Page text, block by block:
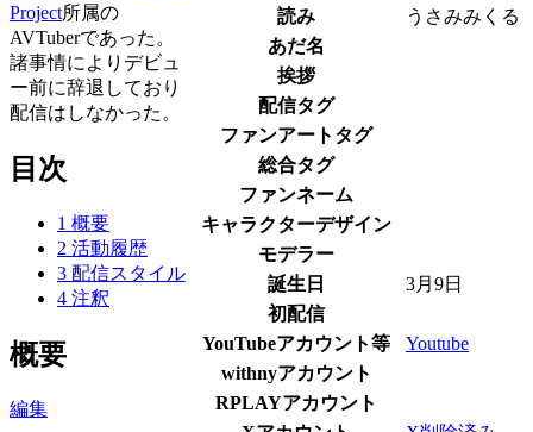
読み
うさみみくる
あだ名
挨拶
配信タグ
ファンアートタグ
総合タグ
ファンネーム
キャラクターデザイン
モデラー
誕生日
3月9日
初配信
YouTubeアカウント等
Youtube
withnyアカウント
RPLAYアカウント
Project所属の
AVTuberであった。
諸事情によりデビュ
ー前に辞退しており
配信はしなかった。
目次
1 概要
2 活動履歴
3 配信スタイル
4 注釈
概要
編集